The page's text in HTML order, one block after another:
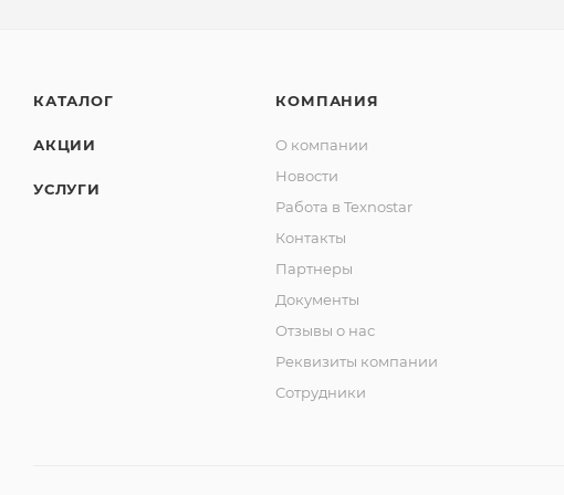
КАТАЛОГ
АКЦИИ
УСЛУГИ
КОМПАНИЯ
О компании
Новости
Работа в Texnostar
Контакты
Партнеры
Документы
Отзывы о нас
Реквизиты компании
Сотрудники